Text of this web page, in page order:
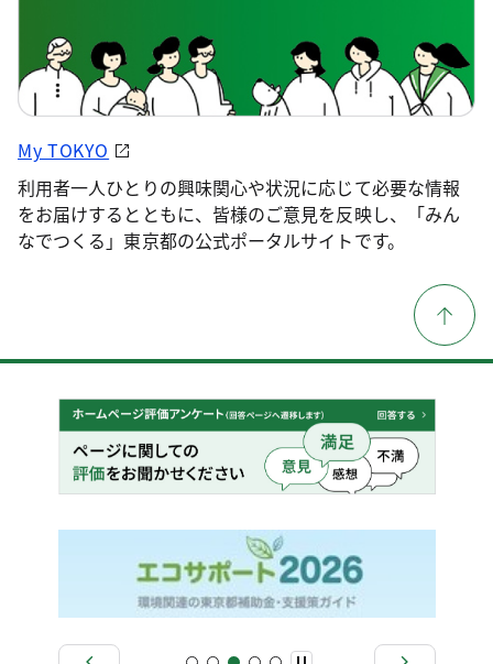
My TOKYO
利用者一人ひとりの興味関心や状況に応じて必要な情報
をお届けするとともに、皆様のご意見を反映し、「みん
なでつくる」東京都の公式ポータルサイトです。